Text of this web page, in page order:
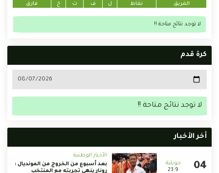
الفريق نقاط ل ف ت خ فارق
لا توجد نتائج متاحة !!
كرة قدم
لا توجد نتائج متاحة !!
أخر الأخبار
23:9
الأخبار الوطنية
بعد أسبوع من الخروج من المونديال :
رونار ينهي تجربته مع المنتخب